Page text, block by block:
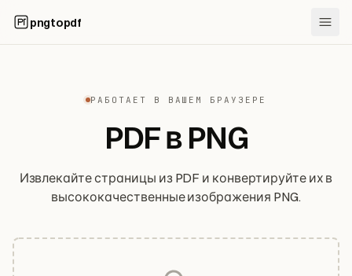
pngtopdf
РАБОТАЕТ В ВАШЕМ БРАУЗЕРЕ
PDF в PNG
Извлекайте страницы из PDF и конвертируйте их в
высококачественные изображения PNG.